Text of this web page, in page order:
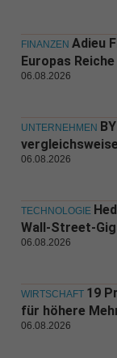
FINANZEN Adieu
Europas
06.08.2026
UNTERNEHMEN
06.08.2026
TECHNOLOGIE
Wall-Street-
06.08.2026
WIRTSCHAFT 19
für höhere
06.08.2026